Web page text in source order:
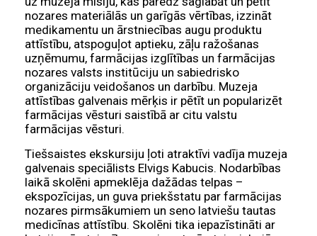
nozares materiālās un garīgās vērtības, izzināt
medikamentu un ārstniecības augu produktu
attīstību, atspoguļot aptieku, zāļu ražošanas
uzņēmumu, farmācijas izglītības un farmācijas
nozares valsts institūciju un sabiedrisko
organizāciju veidošanos un darbību. Muzeja
attīstības galvenais mērķis ir pētīt un popularizēt
farmācijas vēsturi saistībā ar citu valstu
farmācijas vēsturi.
Tiešsaistes ekskursiju ļoti atraktīvi vadīja muzeja
galvenais speciālists Elvigs Kabucis. Nodarbības
laikā skolēni apmeklēja dažādas telpas –
ekspozīcijas, un guva priekšstatu par farmācijas
nozares pirmsākumiem un seno latviešu tautas
medicīnas attīstību. Skolēni tika iepazīstināti ar